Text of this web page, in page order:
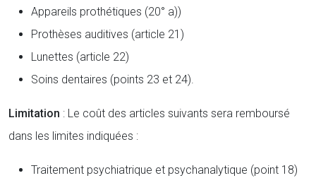
Appareils prothétiques (20° a))
Prothèses auditives (article 21)
Lunettes (article 22)
Soins dentaires (points 23 et 24).
Limitation : Le coût des articles suivants sera remboursé
dans les limites indiquées :
Traitement psychiatrique et psychanalytique (point 18)